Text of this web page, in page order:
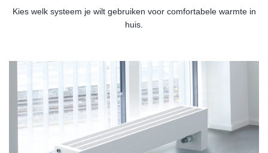
Kies welk systeem je wilt gebruiken voor comfortabele warmte in
huis.